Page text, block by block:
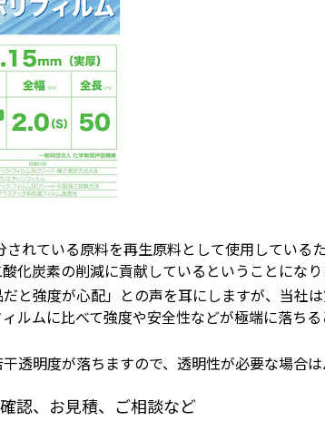
塗装工事
災害、台風対策
・復旧貢献
されている原料を再生原料として使用している
化炭素の削減に貢献しているということになり
だと強度が心配」との声を耳にしますが、当社
ルムに比べて強度や安全性などが極端に落ち
透明度が落ちますので、透明性が必要な場合は
認、お見積、ご相談など